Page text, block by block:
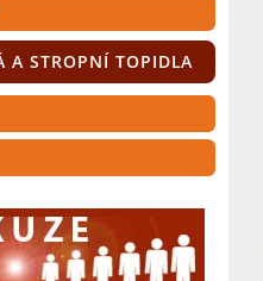
A STROPNÍ TOPIDLA